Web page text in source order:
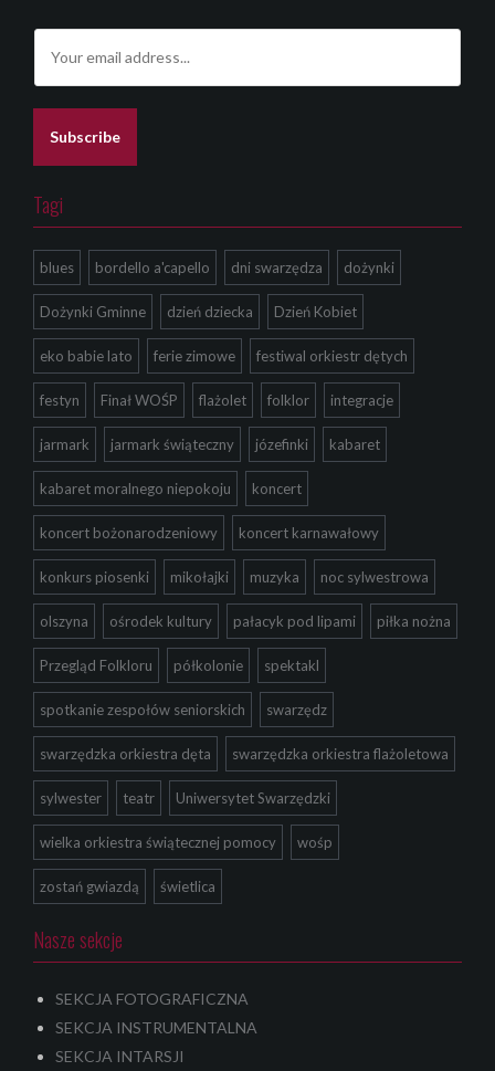
a
i
Subscribe
Tagi
blues bordello a'capello dni swarzędza dożynki
Dożynki Gminne dzień dziecka Dzień Kobiet
eko babie lato ferie zimowe festiwal orkiestr dętych
festyn Finał WOŚP flażolet folklor integracje
jarmark jarmark świąteczny józefinki kabaret
kabaret moralnego niepokoju koncert
koncert bożonarodzeniowy koncert karnawałowy
konkurs piosenki mikołajki muzyka noc sylwestrowa
olszyna ośrodek kultury pałacyk pod lipami piłka nożna
Przegląd Folkloru półkolonie spektakl
spotkanie zespołów seniorskich swarzędz
swarzędzka orkiestra dęta swarzędzka orkiestra flażoletowa
sylwester teatr Uniwersytet Swarzędzki
wielka orkiestra świątecznej pomocy wośp
zostań gwiazdą świetlica
Nasze sekcje
SEKCJA FOTOGRAFICZNA
SEKCJA INSTRUMENTALNA
SEKCJA INTARSJI